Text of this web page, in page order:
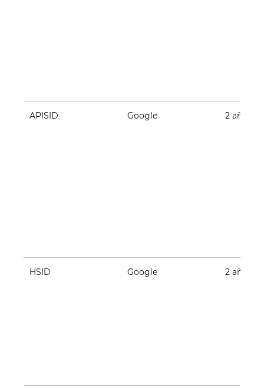
APISID Google 2 años
HSID Google 2 años